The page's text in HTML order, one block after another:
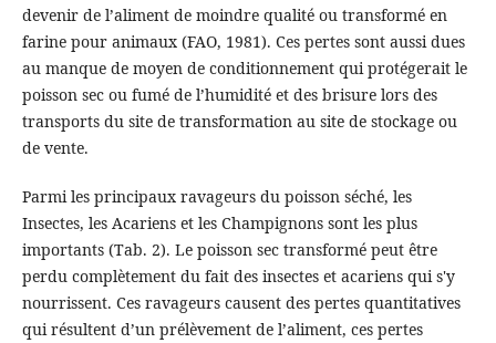
devenir de l’aliment de moindre qualité ou transformé en
farine pour animaux (FAO, 1981). Ces pertes sont aussi dues
au manque de moyen de conditionnement qui protégerait le
poisson sec ou fumé de l’humidité et des brisure lors des
transports du site de transformation au site de stockage ou
de vente.
Parmi les principaux ravageurs du poisson séché, les
Insectes, les Acariens et les Champignons sont les plus
importants (Tab. 2). Le poisson sec transformé peut être
perdu complètement du fait des insectes et acariens qui s'y
nourrissent. Ces ravageurs causent des pertes quantitatives
qui résultent d’un prélèvement de l’aliment, ces pertes